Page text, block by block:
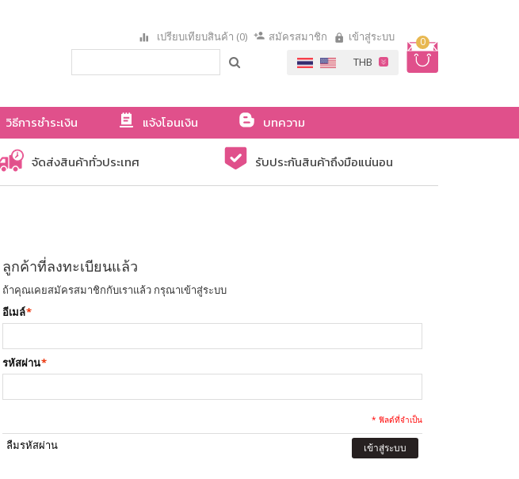
0
เปรียบเทียบสินค้า (0) สมัครสมาชิก เข้าสู่ระบบ
วิธีการชำระเงิน แจ้งโอนเงิน
บทความ
จัดส่งสินค้าทั่วประเทศ รับประกันสินค้าถึงมือแน่นอน
ลูกค้าที่ลงทะเบียนแล้ว
ถ้าคุณเคยสมัครสมาชิกกับเราแล้ว กรุณาเข้าสู่ระบบ
*
อีเมล์
*
รหัสผ่าน
* ฟิลด์ที่จำเป็น
ลืมรหัสผ่าน เข้าสู่ระบบ